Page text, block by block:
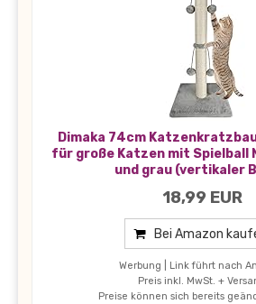
Dimaka 74cm
für große Katzen mit Spielball
und grau (vertikaler
18,99 EUR
Bei Amazon
Werbung | Link führt nach
Preis inkl. MwSt. +
Preise können sich bereits